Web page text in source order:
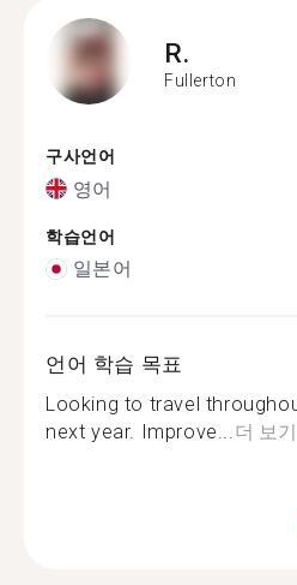
R.
Fullerton
구사언어
영어
학습언어
일본어
언어 학습 목표
Looking to travel
next year. Improve...더 보기